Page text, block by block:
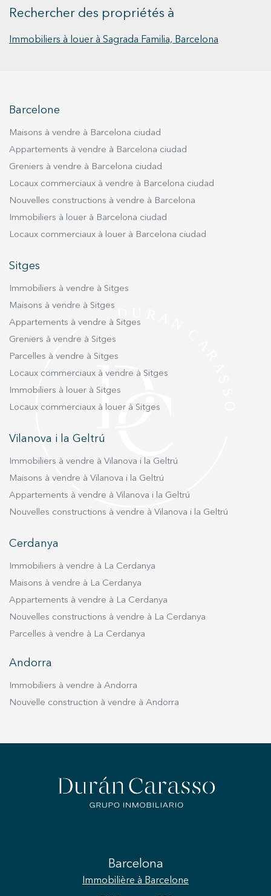
Rechercher des propriétés à
Immobiliers à louer à Sagrada Familia, Barcelona
Barcelone
Maisons à vendre à Barcelona ciudad
Appartements à vendre à Barcelona ciudad
Greniers à vendre à Barcelona ciudad
Locaux commerciaux à vendre à Barcelona ciudad
Nouvelles constructions à vendre à Barcelona
Immobiliers à louer à Barcelona ciudad
Locaux commerciaux à louer à Barcelona ciudad
Sitges
Immobiliers à vendre à Sitges
Maisons à vendre à Sitges
Appartements à vendre à Sitges
Greniers à vendre à Sitges
Parcelles à vendre à Sitges
Locaux commerciaux à vendre à Sitges
Immobiliers à louer à Sitges
Locaux commerciaux à louer à Sitges
Vilanova i la Geltrú
Immobiliers à vendre à Vilanova i la Geltrú
Maisons à vendre à Vilanova i la Geltrú
Appartements à vendre à Vilanova i la Geltrú
Nouvelles constructions à vendre à Vilanova i la Geltrú
Cerdanya
Immobiliers à vendre à La Cerdanya
Maisons à vendre à La Cerdanya
Appartements à vendre à La Cerdanya
Nouvelles constructions à vendre à La Cerdanya
Parcelles à vendre à La Cerdanya
Andorra
Immobiliers à vendre à Andorra
Nouvelle construction à vendre à Andorra
Barcelona
Immobilière à Barcelone
l'analyse des données d'utilisation effectuée par les
utilisateurs du service. . Ils nous permettent de
pour améliorer la qualité de nos services et offrir une
meilleure expérience grâce aux produits recommandés.
les préférences et les choix personnels de l'utilisateur
navigation. Grâce à eux, nous pouvons connaître les
habitudes de navigation sur le site Web et afficher des
publicités liées au profil de navigation de l'utilisateur.